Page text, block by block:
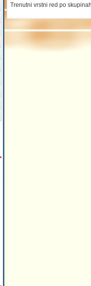
Trenutni vrstni red po